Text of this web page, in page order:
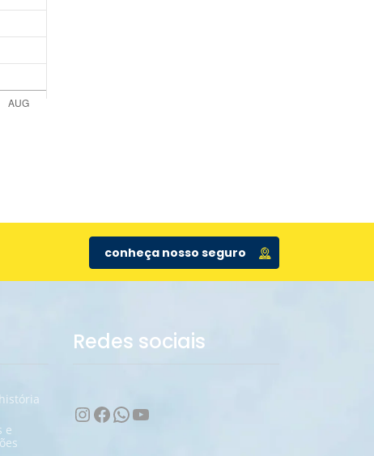
conheça nosso seguro
e
Redes sociais
Instagram
Facebook
WhatsApp
Youtube